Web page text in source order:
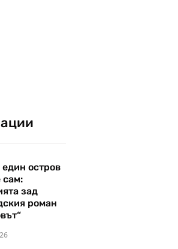
един остров
сам:
зад
роман